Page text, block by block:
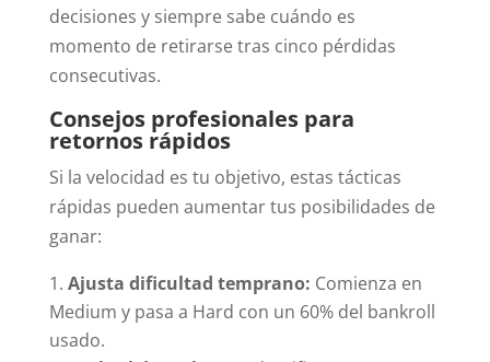
decisiones y siempre sabe cuándo es
momento de retirarse tras cinco pérdidas
consecutivas.
Consejos profesionales para
retornos rápidos
Si la velocidad es tu objetivo, estas tácticas
rápidas pueden aumentar tus posibilidades de
ganar:
Ajusta dificultad temprano: Comienza en
Medium y pasa a Hard con un 60% del bankroll
usado.